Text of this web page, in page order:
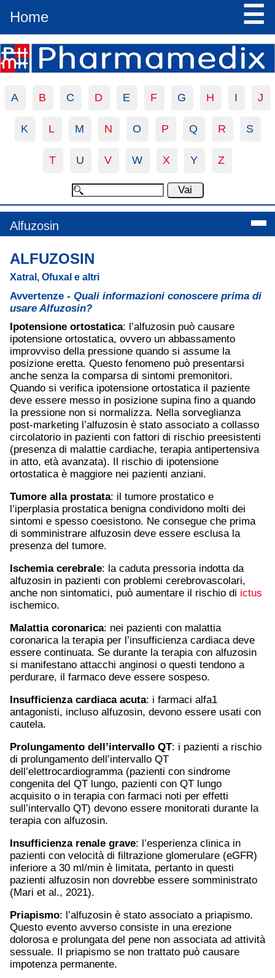
Home ☰
A B C D E F G H I J
K L M N O P Q R S
T U V W X Y Z
Alfuzosin
ALFUZOSIN
Xatral, Ofuxal e altri
Avvertenze - Quali informazioni conoscere prima di
usare Alfuzosin?
Ipotensione ortostatica: l’alfuzosin può causare
ipotensione ortostatica, ovvero un abbassamento
improvviso della pressione quando si assume la
posizione eretta. Questo fenomeno può presentarsi
anche senza la comparsa di sintomi premonitori.
Quando si verifica ipotensione ortostatica il paziente
deve essere messo in posizione supina fino a quando
la pressione non si normalizza. Nella sorveglianza
post-marketing l’alfuzosin è stato associato a collasso
circolatorio in pazienti con fattori di rischio preesistenti
(presenza di malattie cardiache, terapia antipertensiva
in atto, età avanzata). Il rischio di ipotensione
ortostatica è maggiore nei pazienti anziani.
Tumore alla prostata: il tumore prostatico e
l’iperplasia prostatica benigna condividono molti dei
sintomi e spesso coesistono. Ne consegue che prima
di somministrare alfuzosin deve essere esclusa la
presenza del tumore.
Ischemia cerebrale: la caduta pressoria indotta da
alfuzosin in pazienti con problemi cerebrovascolari,
anche non sintomatici, può aumentare il rischio di ictus
ischemico.
Malattia coronarica: nei pazienti con malattia
coronarica la terapia per l’insufficienza cardiaca deve
essere continuata. Se durante la terapia con alfuzosin
si manifestano attacchi anginosi o questi tendono a
perdurare, il farmaco deve essere sospeso.
Insufficienza cardiaca acuta: i farmaci alfa1
antagonisti, incluso alfuzosin, devono essere usati con
cautela.
Prolungamento dell’intervallo QT: i pazienti a rischio
di prolungamento dell’intervallo QT
dell’elettrocardiogramma (pazienti con sindrome
congenita del QT lungo, pazienti con QT lungo
acquisito o in terapia con farmaci noti per effetti
sull’intervallo QT) devono essere monitorati durante la
terapia con alfuzosin.
Insufficienza renale grave: l’esperienza clinica in
pazienti con velocità di filtrazione glomerulare (eGFR)
inferiore a 30 ml/min è limitata, pertanto in questi
pazienti alfuzosin non dovrebbe essere somministrato
(Mari et al., 2021).
Priapismo: l’alfuzosin è stato associato a priapismo.
Questo evento avverso consiste in una erezione
dolorosa e prolungata del pene non associata ad attività
sessuale. Il priapismo se non trattato può causare
impotenza permanente.